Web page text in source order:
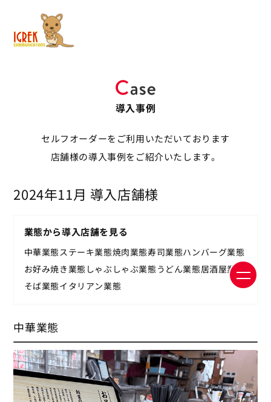
導入事例
セルフオーダーをご利用いただいております
店舗様の導入事例をご紹介いたします。
2024年11月 導入店舗様
業態から導入店舗を見る
中華業態 ステーキ業態焼肉業態寿司業態ハンバーグ業態
お好み焼き業態 しゃぶしゃぶ業態 うどん業態居酒屋業態
そば業態イタリアン業態
中華業態